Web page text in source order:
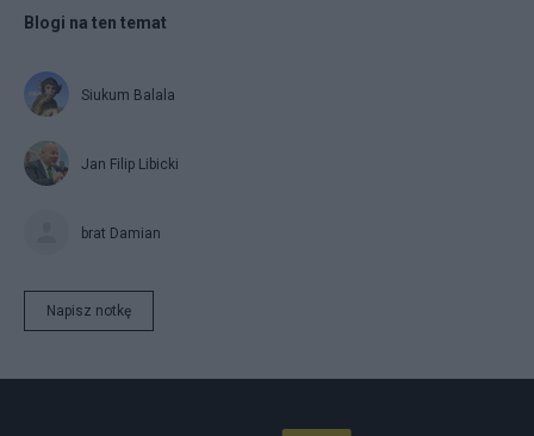
Blogi na ten temat
Siukum Balala
Jan Filip Libicki
brat Damian
Napisz notkę